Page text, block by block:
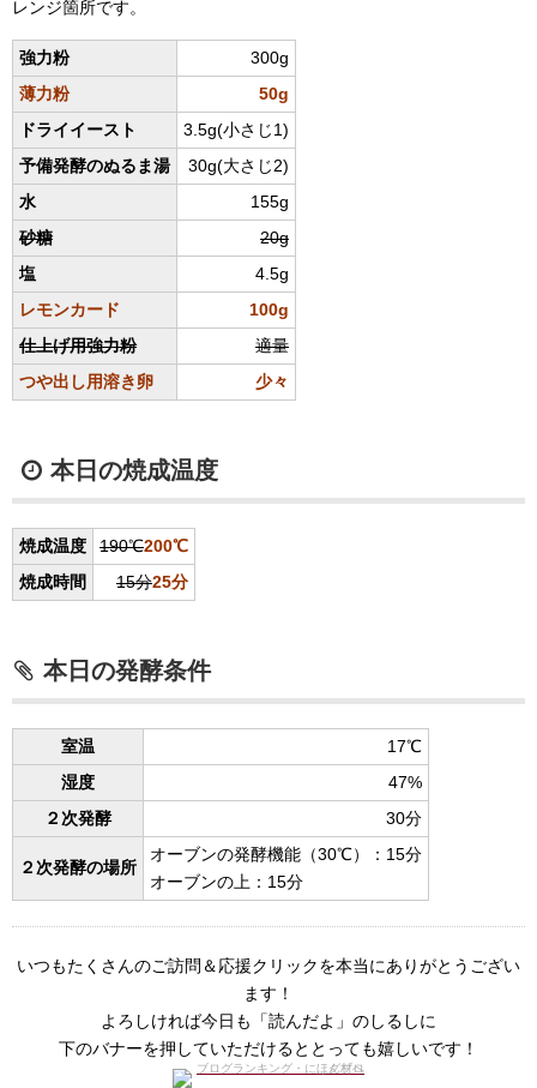
レンジ箇所です。
強力粉
300g
薄力粉
50g
ドライイースト
3.5g(小さじ1)
予備発酵のぬるま湯
30g(大さじ2)
水
155g
砂糖
20g
塩
4.5g
レモンカード
100g
仕上げ用強力粉
適量
つや出し用溶き卵
少々
本日の焼成温度
焼成温度 190℃200℃
焼成時間
15分25分
本日の発酵条件
室温
17℃
湿度
47%
２次発酵
30分
２次発酵の場所
オーブンの発酵機能（30℃）：15分
オーブンの上：15分
いつもたくさんのご訪問＆応援クリックを本当にありがとうござい
ます！
よろしければ今日も「読んだよ」のしるしに
下のバナーを押していただけるととっても嬉しいです！